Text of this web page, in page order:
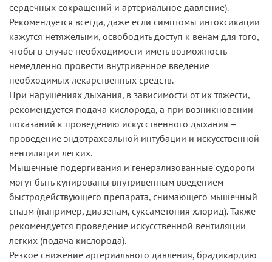
сердечных сокращений и артериальное давление).
Рекомендуется всегда, даже если симптомы интоксикации
кажутся нетяжелыми, освободить доступ к венам для того,
чтобы в случае необходимости иметь возможность
немедленно провести внутривенное введение
необходимых лекарственных средств.
При нарушениях дыхания, в зависимости от их тяжести,
рекомендуется подача кислорода, а при возникновении
показаний к проведению искусственного дыхания ‒
проведение эндотрахеальной интубации и искусственной
вентиляции легких.
Мышечные подергивания и генерализованные судороги
могут быть купированы внутривенным введением
быстродействующего препарата, снимающего мышечный
спазм (например, диазепам, суксаметония хлорид). Также
рекомендуется проведение искусственной вентиляции
легких (подача кислорода).
Резкое снижение артериального давления, брадикардию